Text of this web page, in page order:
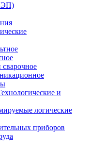
и
логические
приборов